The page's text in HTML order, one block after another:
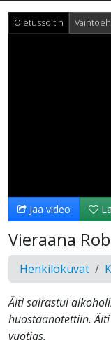
Oletussoitin
Jaa video
Vieraana
Henkilökuvat
Äiti sairastui
huostaanotettiin.
vuotias.